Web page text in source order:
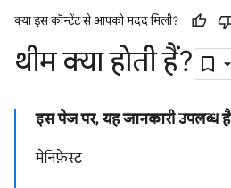
क्या इस कॉन्टेंट से आपको मदद मिली?
थीम क्या होती हैं?
इस पेज पर, यह जानकारी उपलब्ध है
मेनिफ़ेस्ट